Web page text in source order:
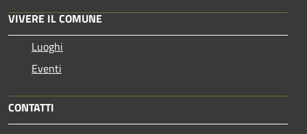
VIVERE IL COMUNE
Luoghi
Eventi
CONTATTI